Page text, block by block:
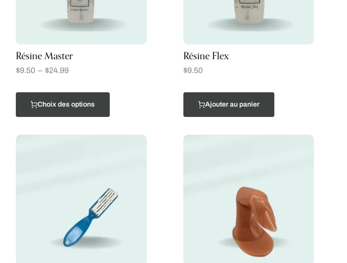
Résine Master
$9.50 – $24.99
Choix des options
Résine Flex
$9.50
Ajouter au panier